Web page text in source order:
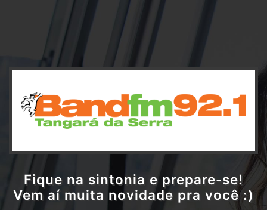
Fique na sintonia e prepare-se!
Vem aí muita novidade pra você :)